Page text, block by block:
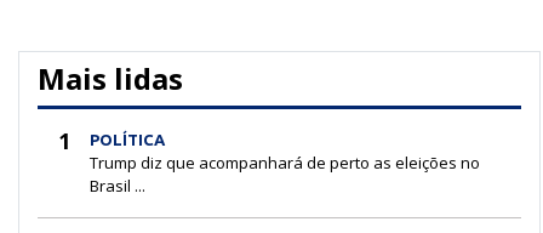
Mais lidas
1 POLÍTICA
Trump diz que acompanhará de perto as eleições no
Brasil ...